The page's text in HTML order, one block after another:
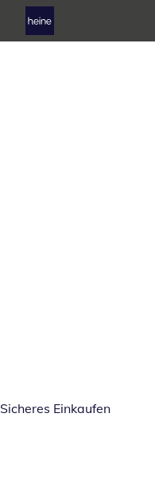
Sicheres Einkaufen